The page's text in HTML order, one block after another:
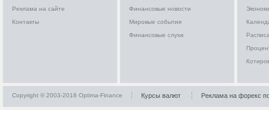
Реклама на сайте
Контакты
Финансовые новости
Мировые события
Финансовые слухи
Copyright © 2003-2018 Optima-Finance Курсы валют Реклама на форекс